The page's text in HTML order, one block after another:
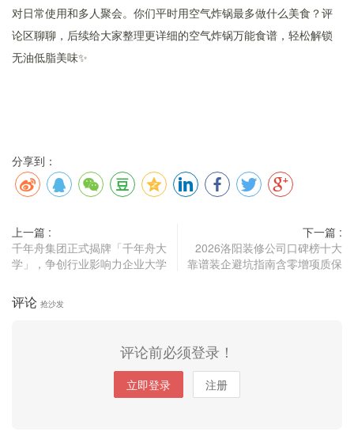
对日常使用和多人聚会。你们平时用空气炸锅最多做什么美食？评
论区聊聊，后续给大家整理更详细的空气炸锅万能食谱，轻松解锁
无油低脂美味✨
分享到：
上一篇 :
千年舟集团正式揭牌「千年舟大
学」，争创行业影响力企业大学
下一篇 :
2026洛阳装修公司口碑榜十大
靠谱装企避坑指南含零增项质保
评论 抢沙发
评论前必须登录！
立即登录 注册